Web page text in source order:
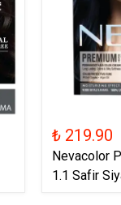
₺ 219.90
Nevacolor
1.1 Safir